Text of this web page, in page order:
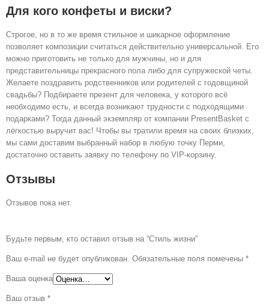
Для кого конфеты и виски?
Строгое, но в то же время стильное и шикарное оформление
позволяет композиции считаться действительно универсальной. Его
можно приготовить не только для мужчины, но и для
представительницы прекрасного пола либо для супружеской четы.
Желаете поздравить родственников или родителей с годовщиной
свадьбы? Подбираете презент для человека, у которого всё
необходимо есть, и всегда возникают трудности с подходящими
подарками? Тогда данный экземпляр от компании PresentBasket с
лёгкостью выручит вас! Чтобы вы тратили время на своих близких,
мы сами доставим выбранный набор в любую точку Перми,
достаточно оставить заявку по телефону по VIP-корзину.
Отзывы
Отзывов пока нет.
Будьте первым, кто оставил отзыв на “Стиль жизни”
Ваш e-mail не будет опубликован. Обязательные поля помечены *
Ваша оценка
Ваш отзыв *